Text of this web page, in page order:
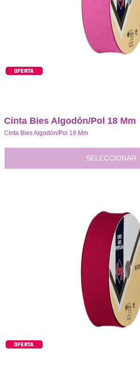
Cinta Bies Algodón/Pol 18 Mm
Cinta Bies Algodón/Pol 18 Mm
SELECCIONAR